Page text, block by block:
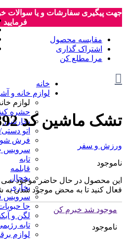
جهت پیگیری سفارشات و یا سوالات
فرمایید
مقایسه محصول
اشتراک گذاری
مرا مطلع کن
خانه
لوازم خانه و
لوازم
حشره
بخارشور
اتو
فرش
سرویس
تابه
قابلمه
یخچال
بخاری
سرویس
جا
لگن و
تابه
لوازم
تشک ماشین کد 5892
ورزش و سفر
ناموجود
این محصول در حال حاضر موجود نمی
فعال کنید تا به محض موجود شدن به
موجود شد خبرم کن
ناموجود